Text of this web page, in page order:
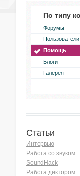
По типу
Форумы
Пользователи
Помощь
Блоги
Галерея
Статьи
Интервью
Работа со звуком
SoundHack
Работа диктором